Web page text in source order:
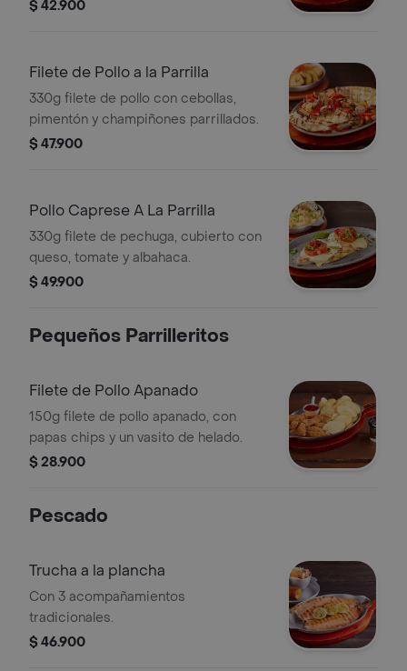
$ 42.900
Filete de Pollo a la Parrilla
330g filete de pollo con cebollas,
pimentón y champiñones parrillados.
$ 47.900
Pollo Caprese A La Parrilla
330g filete de pechuga, cubierto con
queso, tomate y albahaca.
$ 49.900
Pequeños Parrilleritos
Filete de Pollo Apanado
150g filete de pollo apanado, con
papas chips y un vasito de helado.
$ 28.900
Pescado
Trucha a la plancha
Con 3 acompañamientos
tradicionales.
$ 46.900